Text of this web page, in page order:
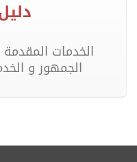
الخدمات المقدمة
الجمهور و